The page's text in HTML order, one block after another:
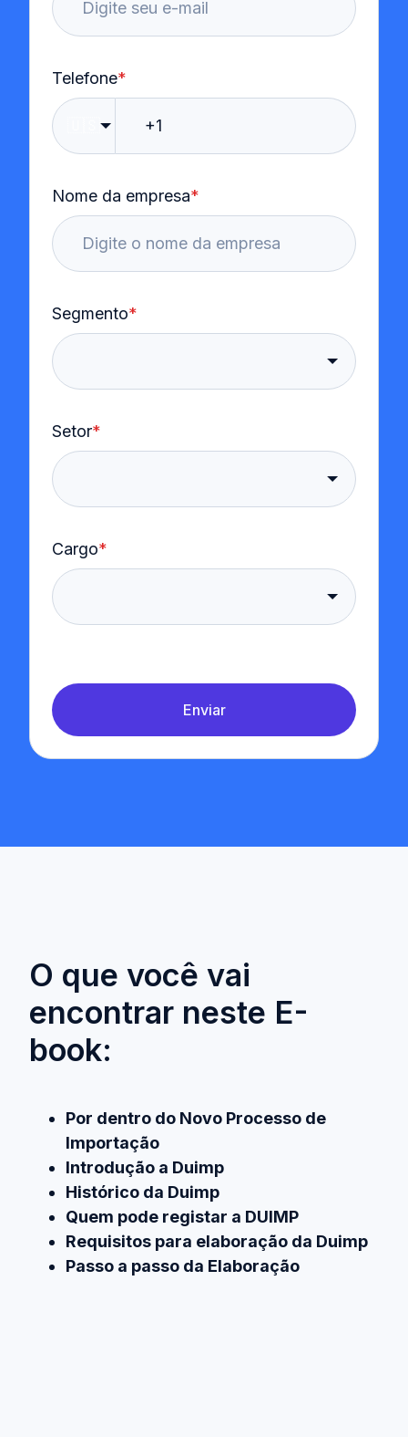
Telefone*
Nome da empresa*
Segmento*
Setor*
Cargo*
Enviar
O que você vai
encontrar neste E-
book:
Por dentro do Novo Processo de
Importação
Introdução a Duimp
Histórico da Duimp
Quem pode registar a DUIMP
Requisitos para elaboração da Duimp
Passo a passo da Elaboração